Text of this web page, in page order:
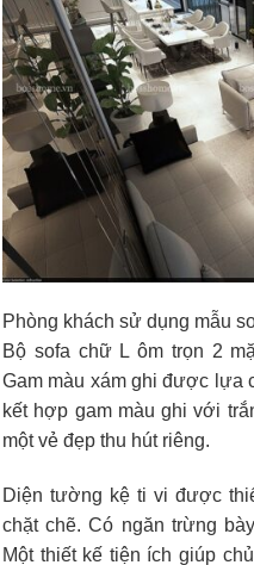
Phòng khách sử dụng mẫu
Bộ sofa chữ L ôm trọn 2
Gam màu xám ghi được lựa
kết hợp gam màu ghi với
một vẻ đẹp thu hút riêng.
Diện tường kệ ti vi được
chặt chẽ. Có ngăn trừng
Một thiết kế tiện ích giúp